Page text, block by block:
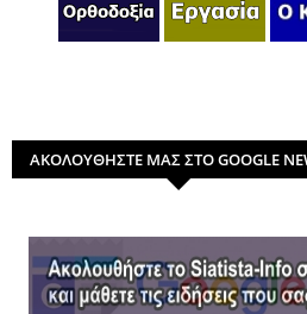
ΑΚΟΛΟΥΘΗΣΤΕ ΜΑΣ ΣΤΟ GOOGLE